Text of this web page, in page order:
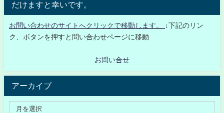
だけますと幸いです。
お問い合わせのサイトへクリックで移動します。
↓下記のリン
ク、ボタンを押すと問い合わせページに移動
お問い合せ
アーカイブ